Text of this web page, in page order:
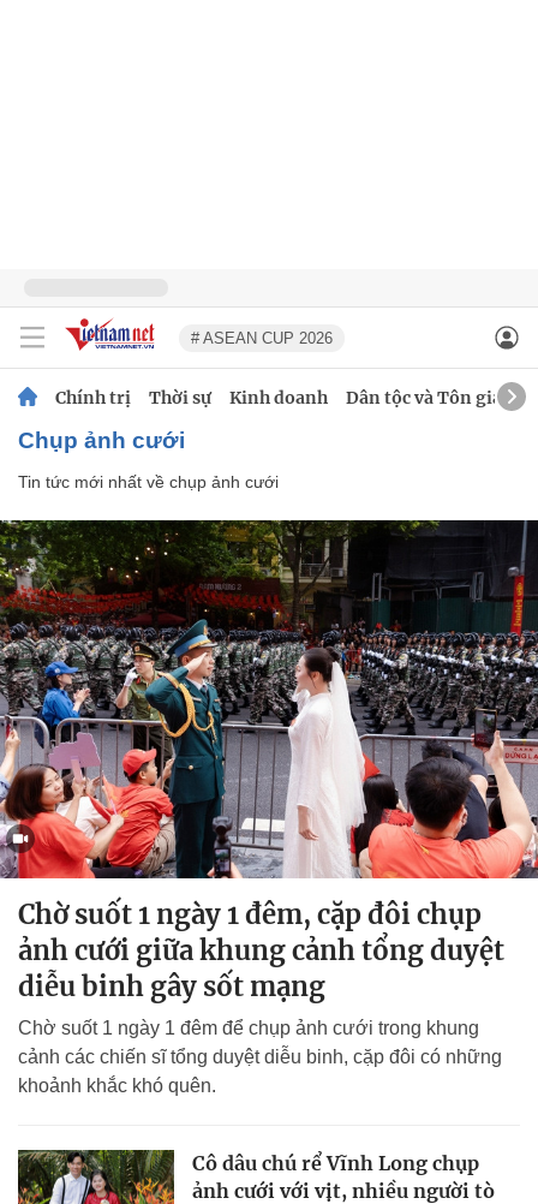
# ASEAN CUP 2026
Chính trị Thời sự Kinh doanh Dân tộc và Tôn giáo
chụp ảnh cưới
Tin tức mới nhất về chụp ảnh cưới
Chờ suốt 1 ngày 1 đêm, cặp đôi chụp
ảnh cưới giữa khung cảnh tổng duyệt
diễu binh gây sốt mạng
Chờ suốt 1 ngày 1 đêm để chụp ảnh cưới trong khung
cảnh các chiến sĩ tổng duyệt diễu binh, cặp đôi có những
khoảnh khắc khó quên.
Cô dâu chú rể Vĩnh Long chụp
ảnh cưới với vịt, nhiều người tò